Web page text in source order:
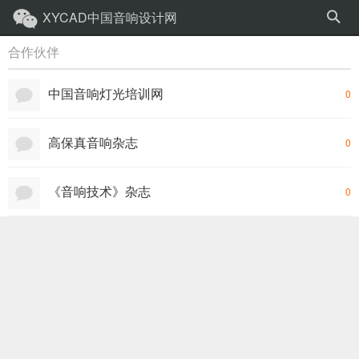
XYCAD中国音响设计网
合作伙伴
0
中国音响灯光培训网
0
高保真音响杂志
0
《音响技术》杂志